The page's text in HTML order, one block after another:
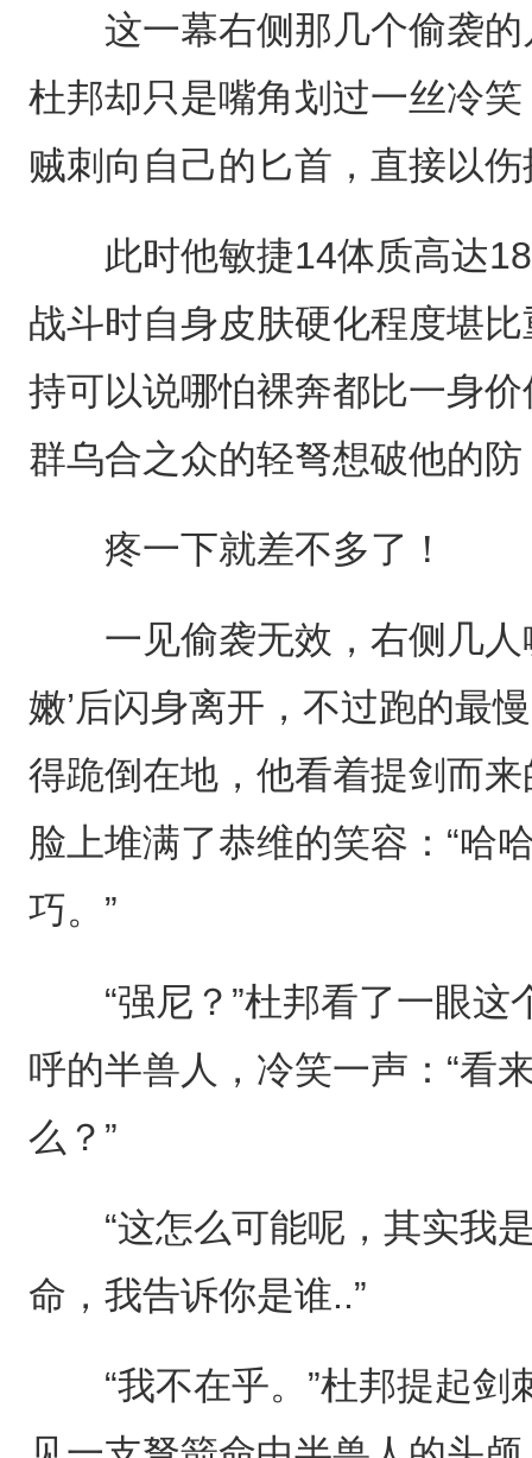
这一幕右侧那几个偷袭的
杜邦却只是嘴角划过一丝冷
贼刺向自己的匕首，直接以
此时他敏捷14体质高达18
战斗时自身皮肤硬化程度堪
持可以说哪怕裸奔都比一身
群乌合之众的轻弩想破他的防
疼一下就差不多了！
一见偷袭无效，右侧几人
嫩’后闪身离开，不过跑的最
得跪倒在地，他看着提剑而
脸上堆满了恭维的笑容：“哈
巧。”
“强尼？”杜邦看了一眼这
呼的半兽人，冷笑一声：“看
么？”
“这怎么可能呢，其实我是
命，我告诉你是谁..”
“我不在乎。”杜邦提起剑